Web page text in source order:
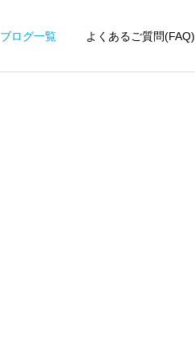
ブログ一覧 よくあるご質問(FAQ)